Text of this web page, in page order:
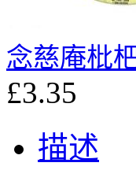
念慈庵枇
£3.35
描述